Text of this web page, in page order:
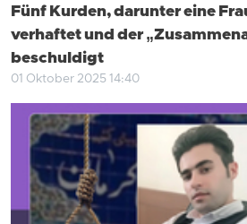
Fünf Kurden, darunter eine
verhaftet und der
beschuldigt
01 Oktober 2025 14:40